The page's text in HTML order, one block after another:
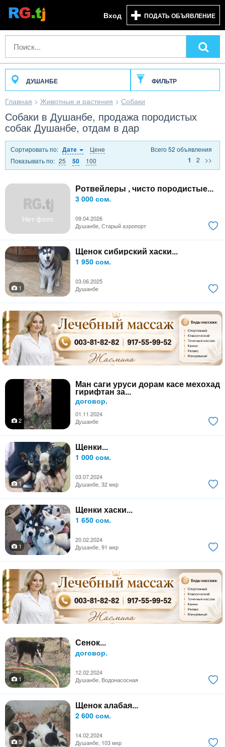
Вход ПОДАТЬ ОБЪЯВЛЕНИЕ
ДУШАНБЕ ФИЛЬТР
Главная > Животные и растения > Собаки
Собаки в Душанбе, продажа породистых
собак Душанбе, отдам в дар
Сортировать по: Дате
Цене
Показывать по: 25 50 100
Всего 52 объявления
1
2 >>
Нет фото
Ротвейлеры , чисто породистые...
3 000 сом.
09.04.2026
Душанбе, Старый аэропорт
Щенок сибирский хаски...
1 950 сом.
03.06.2025
1
Душанбе
Ман саги уруси дорам касе мехохад
гирифтан за...
договор.
01.11.2024
2
Душанбе
Щенки...
1 000 сом.
03.07.2024
1
Душанбе, 32 мкр
Щенки хаски...
1 650 сом.
20.02.2024
1
Душанбе, 91 мкр
Сенок...
договор.
12.02.2024
1
Душанбе, Водонасосная
Щенок алабая...
2 600 сом.
14.02.2024
5
Душанбе, 103 мкр